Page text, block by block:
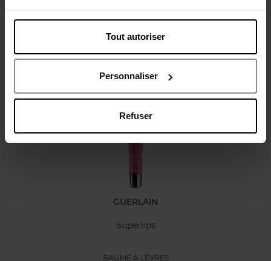
Tout autoriser
Personnaliser
Refuser
Caractéristiques
GUERLAIN
Superlips
BAUME À LÈVRES